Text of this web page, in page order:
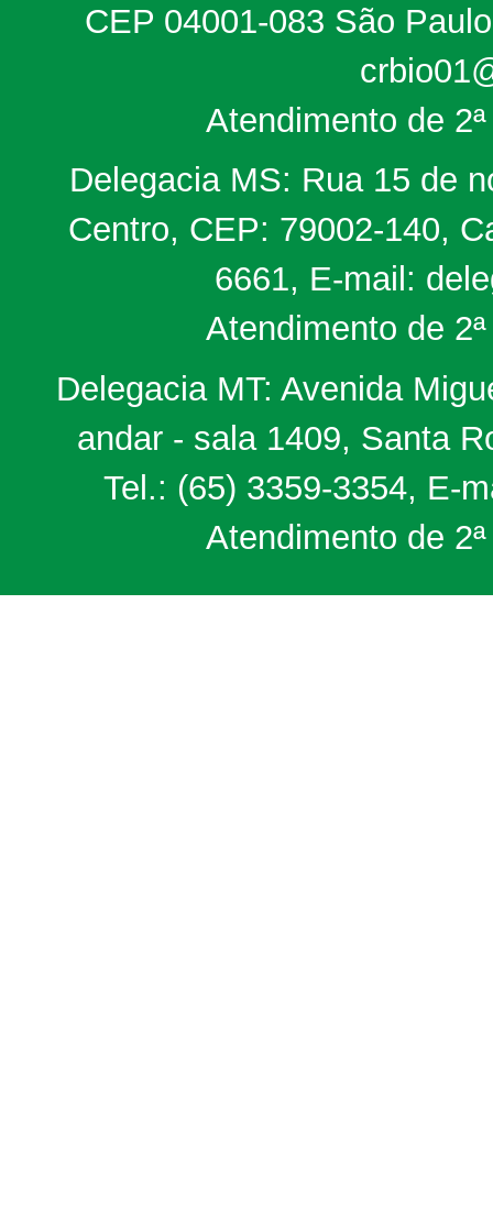
CEP 04001-083 São
Atendimento de
Delegacia MS: Rua 15 de
Centro, CEP: 79002-140,
6661, E-mail:
Atendimento de
Delegacia MT: Avenida
andar - sala 1409, Santa
Tel.: (65) 3359-3354, E-
Atendimento de